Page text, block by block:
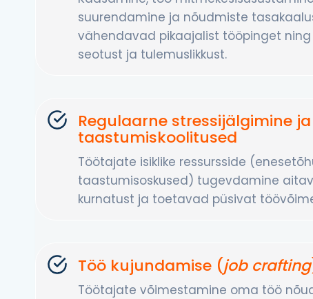
suurendamine ja nõudmiste
vähendavad pikaajalist tööpinget
seotust ja tulemuslikkust.
Regulaarne stressijälgimine ja
taastumiskoolitused
Töötajate isiklike ressursside
taastumisoskused) tugevdamine
kurnatust ja toetavad püsivat
Töö kujundamise (job crafting
Töötajate võimestamine oma töö